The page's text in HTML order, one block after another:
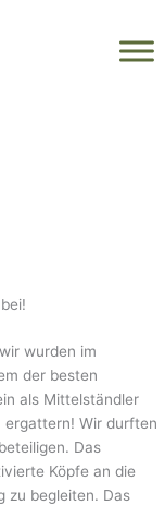
wurden im
der besten
als Mittelständler
ergattern! Wir durften
Das
Köpfe an die
zu begleiten. Das